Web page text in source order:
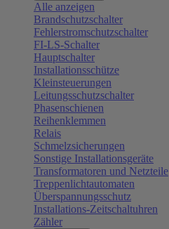
Alle anzeigen
Brandschutzschalter
Fehlerstromschutzschalter
FI-LS-Schalter
Hauptschalter
Installationsschütze
Kleinsteuerungen
Leitungsschutzschalter
Phasenschienen
Reihenklemmen
Relais
Schmelzsicherungen
Sonstige Installationsgeräte
Transformatoren und Netzteile
Treppenlichtautomaten
Überspannungsschutz
Installations-Zeitschaltuhren
Zähler